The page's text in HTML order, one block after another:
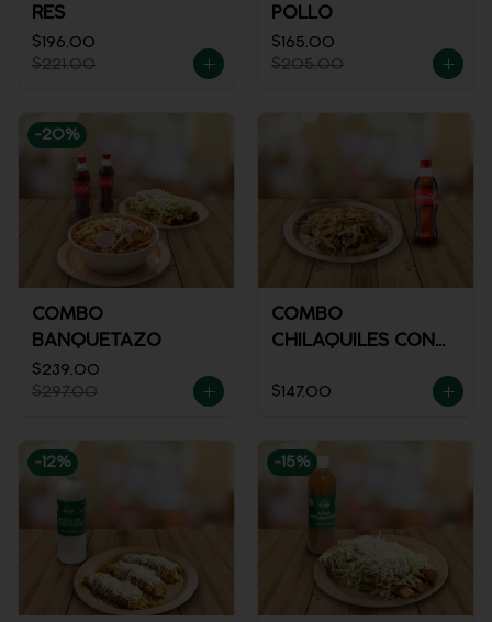
RES
$196.00
$221.00
POLLO
$165.00
$205.00
-20%
COMBO
BANQUETAZO
$239.00
$297.00
COMBO
CHILAQUILES CON
$147.00
-12% -15%